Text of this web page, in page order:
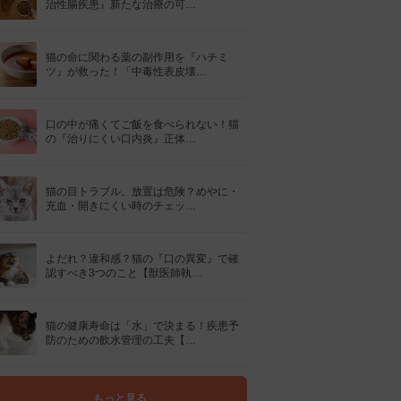
治性腸疾患』新たな治療の可…
猫の命に関わる薬の副作用を『ハチミ
ツ』が救った！「中毒性表皮壊…
口の中が痛くてご飯を食べられない！猫
の『治りにくい口内炎』正体…
猫の目トラブル、放置は危険？めやに・
充血・開きにくい時のチェッ…
よだれ？違和感？猫の『口の異変』で確
認すべき3つのこと【獣医師執…
猫の健康寿命は「水」で決まる！疾患予
防のための飲水管理の工夫【…
もっと見る